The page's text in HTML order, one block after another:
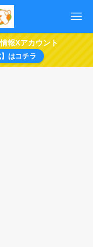
報Xアカウント
はコチラ